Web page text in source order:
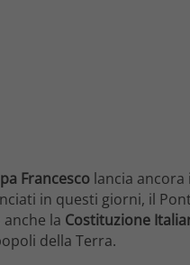
Francesco lancia ancora
in questi giorni, il
la Costituzione
della Terra.